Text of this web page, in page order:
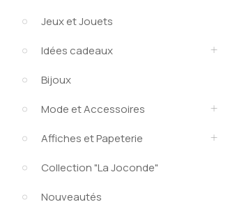
Jeux et Jouets
Idées cadeaux
Bijoux
Mode et Accessoires
Affiches et Papeterie
Collection "La Joconde"
Nouveautés